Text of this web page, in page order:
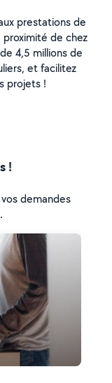
prestations de
de chez
4,5 millions de
et facilitez
projets !
!
demandes